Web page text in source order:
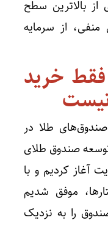
از بالاترین سطح
از سرمایه
خرید
صندوق‌های طلا در
توسعه صندوق طلای
آغاز کردیم و با
موفق شدیم
را به نزدیک